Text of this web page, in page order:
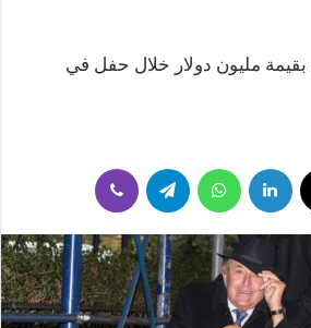
بقيمة مليون دولار خلال حفل في
لينكدإن واتساب تيلقرام